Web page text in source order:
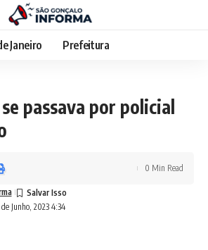
Janeiro Prefeitura
passava por policial
Junho, 2023 4:34
0 Min Read